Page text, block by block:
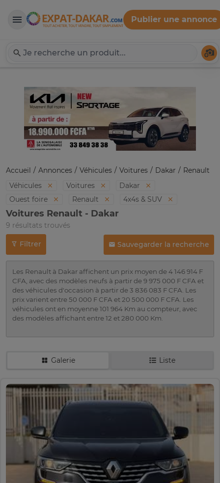
Expat-Dakar
Publier une annonce
Accueil Annonces Véhicules Voitures Dakar
Renault
Véhicules
Voitures
Dakar
Ouest foire
Renault 4x4s & SUV
Voitures Renault - Dakar
9 résultats trouvés
Filtrer Sauvegarder la recherche
Les Renault à Dakar affichent un prix moyen de 4 146 914 F
CFA, avec des modèles neufs à partir de 9 975 000 F CFA et
des véhicules d'occasion à partir de 3 836 083 F CFA. Les
prix varient entre 50 000 F CFA et 20 500 000 F CFA. Les
véhicules ont en moyenne 101 964 Km au compteur, avec
des modèles affichant entre 12 et 280 000 Km.
Galerie Liste